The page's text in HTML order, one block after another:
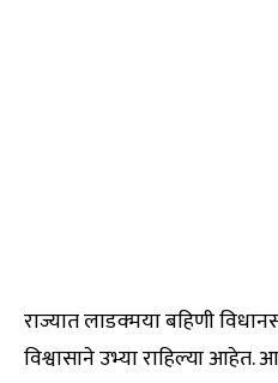
राज्यात लाडक्मया बहिणी
विश्वासाने उभ्या राहिल्या आहेत.